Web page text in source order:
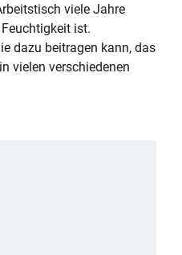
viele Jahre
ist.
dazu beitragen kann, das
vielen verschiedenen